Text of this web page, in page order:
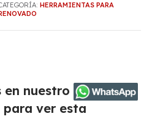
en nuestro
ver esta
HERRAMIENTAS PARA